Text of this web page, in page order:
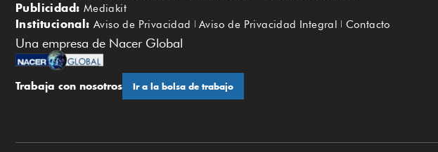
Publicidad: Mediakit
Institucional: Aviso de Privacidad Aviso de Privacidad Integral Contacto
Una empresa de Nacer Global
Trabaja con nosotros Ir a la bolsa de trabajo